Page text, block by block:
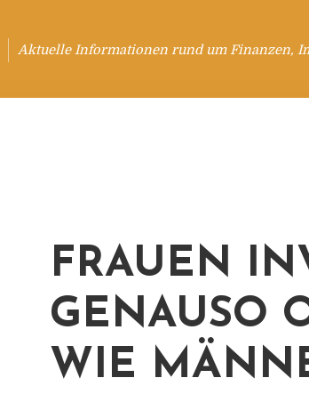
Aktuelle Informationen rund um Finanzen,
FRAUEN
GENAUSO
WIE